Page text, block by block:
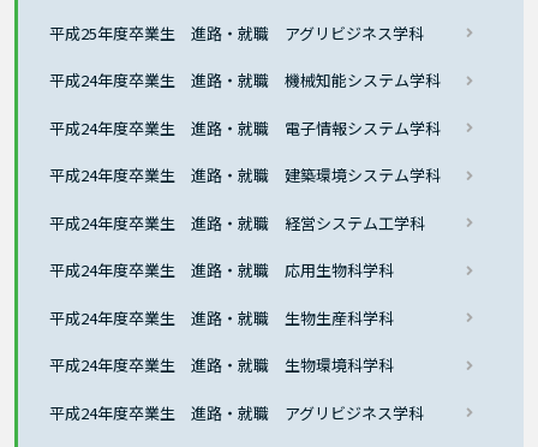
平成25年度卒業生 進路・就職 アグリビジネス学科
平成24年度卒業生 進路・就職 機械知能システム学科
平成24年度卒業生 進路・就職 電子情報システム学科
平成24年度卒業生 進路・就職 建築環境システム学科
平成24年度卒業生 進路・就職 経営システム工学科
平成24年度卒業生 進路・就職 応用生物科学科
平成24年度卒業生 進路・就職 生物生産科学科
平成24年度卒業生 進路・就職 生物環境科学科
平成24年度卒業生 進路・就職 アグリビジネス学科